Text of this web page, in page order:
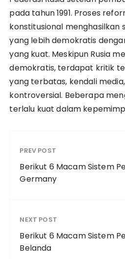
pada tahun 1991. Proses
konstitusional menghasilkan
yang lebih demokratis
yang kuat. Meskipun Rusia
demokratis, terdapat kritik
yang terbatas, kendali
kontroversial. Beberapa
terlalu kuat dalam
PREV POST
Berikut 6 Macam Sistem
Germany
NEXT POST
Berikut 6 Macam Sistem
Belanda